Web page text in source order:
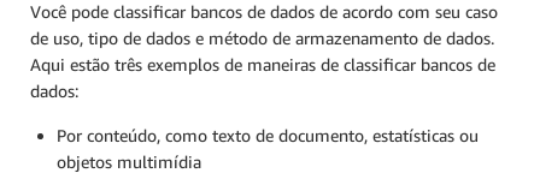
Você pode classificar bancos de dados de acordo com seu caso
de uso, tipo de dados e método de armazenamento de dados.
Aqui estão três exemplos de maneiras de classificar bancos de
dados:
Por conteúdo, como texto de documento, estatísticas ou
objetos multimídia